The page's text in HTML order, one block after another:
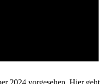
2024 vorgesehen. Hier geht